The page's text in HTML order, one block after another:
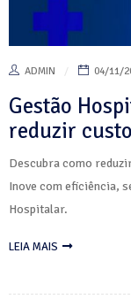
ADMIN 04/11/
Gestão
reduzir
Descubra como
Inove com eficiência,
Hospitalar.
LEIA MAIS